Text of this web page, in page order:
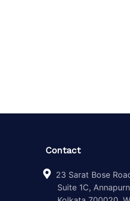
Contact
23 Sarat Bose
Suite 1C,